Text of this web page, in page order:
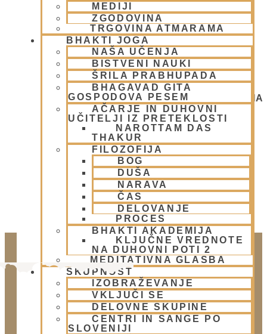
MEDIJI
ZGODOVINA
TRGOVINA ATMARAMA
BHAKTI JOGA
NAŠA UČENJA
BISTVENI NAUKI
ŠRILA PRABHUPADA
BHAGAVAD GITA
GOSPODOVA PESEM
AČARJE IN DUHOVNI
UČITELJI IZ PRETEKLOSTI
NAROTTAM DAS
THAKUR
FILOZOFIJA
BOG
DUŠA
NARAVA
ČAS
DELOVANJE
PROCES
BHAKTI AKADEMIJA
KLJUČNE VREDNOTE
NA DUHOVNI POTI 2
MEDITATIVNA GLASBA
SKUPNOST
IZOBRAŽEVANJE
VKLJUČI SE
DELOVNE SKUPINE
CENTRI IN SANGE PO
SLOVENIJI
NEDELJSKO SREČANJE - CENTER HARE KRIŠNA
LJUBLJANA
OGNJENO ŽRTVOVANJE - NARASIMHA JAGJA -
VSAKO SOBOTO